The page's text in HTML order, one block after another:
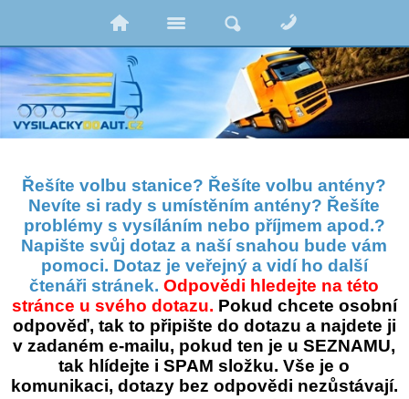
Řešíte volbu stanice? Řešíte volbu antény?
Nevíte si rady s umístěním antény? Řešíte
problémy s vysíláním nebo příjmem apod.?
Napište svůj dotaz a naší snahou bude vám
pomoci. Dotaz je veřejný a vidí ho další
čtenáři stránek.Odpovědi hledejte na této
stránce u svého dotazu. Pokud chcete osobní
odpověď, tak to připište do dotazu a najdete ji
v zadaném e-mailu, pokud ten je u SEZNAMU,
tak hlídejte i SPAM složku. Vše je o
komunikaci, dotazy bez odpovědi nezůstávají.